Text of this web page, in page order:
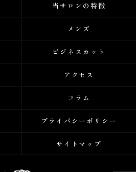
当サロンの特徴
メンズ
ビジネスカット
アクセス
コラム
プライバシーポリシー
サイトマップ